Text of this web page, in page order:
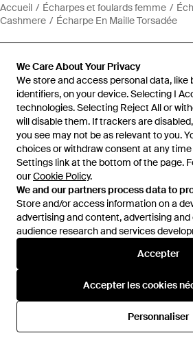
We Care About Your Privacy
We store and access personal data, like
identifiers, on your device. Selecting I
technologies. Selecting Reject All or
will disable them. If trackers are
you see may not be as relevant to you.
choices or withdraw consent at any
Settings link at the bottom of the page.
ourCookie Policy.
We and our partners process data to
Store and/or access information on a
advertising and content, advertising
audience research and services
Accepter
Accepter les cookies
Personnaliser
Accueil Écharpes et foulards femme
Cashmere
Écharpe En Maille Torsadée
Aide et infos